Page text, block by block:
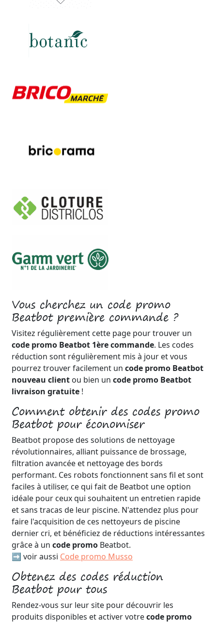
Vous cherchez un code promo
Beatbot première commande ?
Visitez régulièrement cette page pour trouver un
code promo Beatbot 1ère commande. Les codes
réduction sont régulièrement mis à jour et vous
pourrez trouver facilement un code promo Beatbot
nouveau client ou bien un code promo Beatbot
livraison gratuite !
Comment obtenir des codes promo
Beatbot pour économiser
Beatbot propose des solutions de nettoyage
révolutionnaires, alliant puissance de brossage,
filtration avancée et nettoyage des bords
performant. Ces robots fonctionnent sans fil et sont
faciles à utiliser, ce qui fait de Beatbot une option
idéale pour ceux qui souhaitent un entretien rapide
et sans tracas de leur piscine. N'attendez plus pour
faire l'acquisition de ces nettoyeurs de piscine
dernier cri, et bénéficiez de réductions intéressantes
grâce à un code promo Beatbot.
➡️ voir aussi Code promo Musso
Obtenez des codes réduction
Beatbot pour tous
Rendez-vous sur leur site pour découvrir les
produits disponibles et activer votrecode promo